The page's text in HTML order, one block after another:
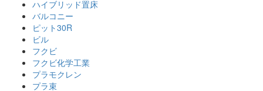
ハイブリッド置床
バルコニー
ピット30R
ビル
フクビ
フクビ化学工業
プラモクレン
プラ束